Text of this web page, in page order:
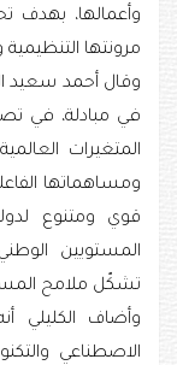
وأعمالها، بهدف
مرونتها
وقال أحمد سعيد
في مبادلة، في
المتغيرات
ومساهماتها
قوي ومتنوع
المستويين
تشكّل ملامح
وأضاف الكليلي
الاصطناعي